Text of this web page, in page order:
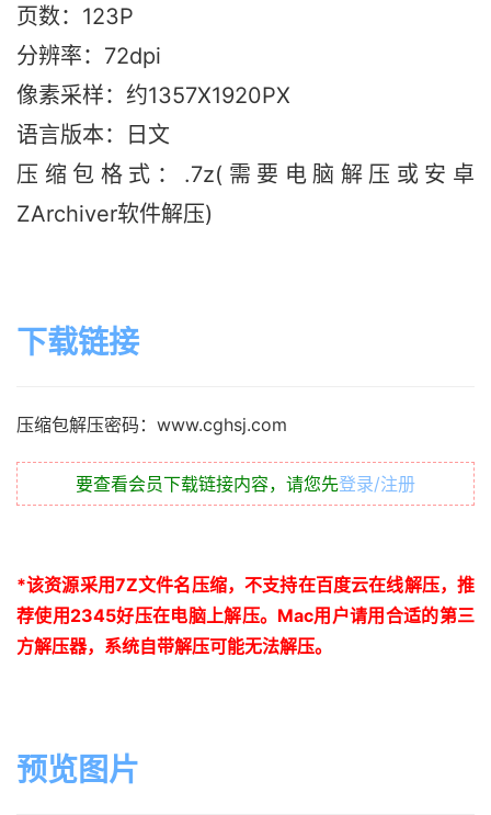
页数：123P
分辨率：72dpi
像素采样：约1357X1920PX
语言版本：日文
压缩包格式：.7z(需要电脑解压或安卓
ZArchiver软件解压)
下载链接
压缩包解压密码：www.cghsj.com
要查看会员下载链接内容，请您先登录/注册
*该资源采用7Z文件名压缩，不支持在百度云在线解压，推
荐使用2345好压在电脑上解压。 Mac用户请用合适的第三
方解压器，系统自带解压可能无法解压。
预览图片